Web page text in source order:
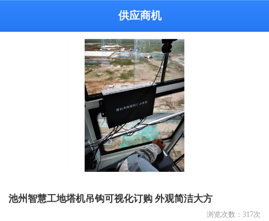
供应商机
池州智慧工地塔机吊钩可视化订购 外观简洁大方
浏览次数： 317次